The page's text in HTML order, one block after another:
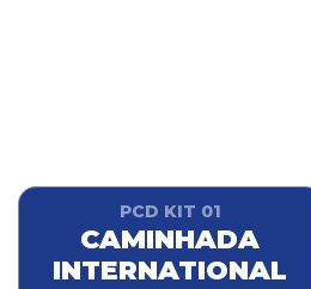
PCD KIT 01
CAMINHADA
INTERNATIONAL